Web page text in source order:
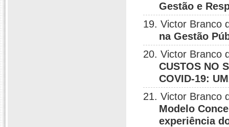
Gestão e
19. Victor Branco
na Gestão
20. Victor Branco
CUSTOS NO
COVID-19:
21. Victor Branco
Modelo
experiência